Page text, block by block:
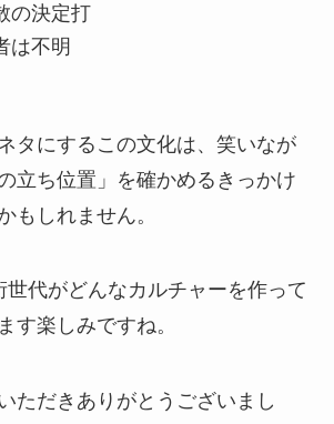
の決定打
は不明
タにするこの文化は、笑いなが
立ち位置」を確かめるきっかけ
もしれません。
世代がどんなカルチャーを作って
す楽しみですね。
ただきありがとうございまし